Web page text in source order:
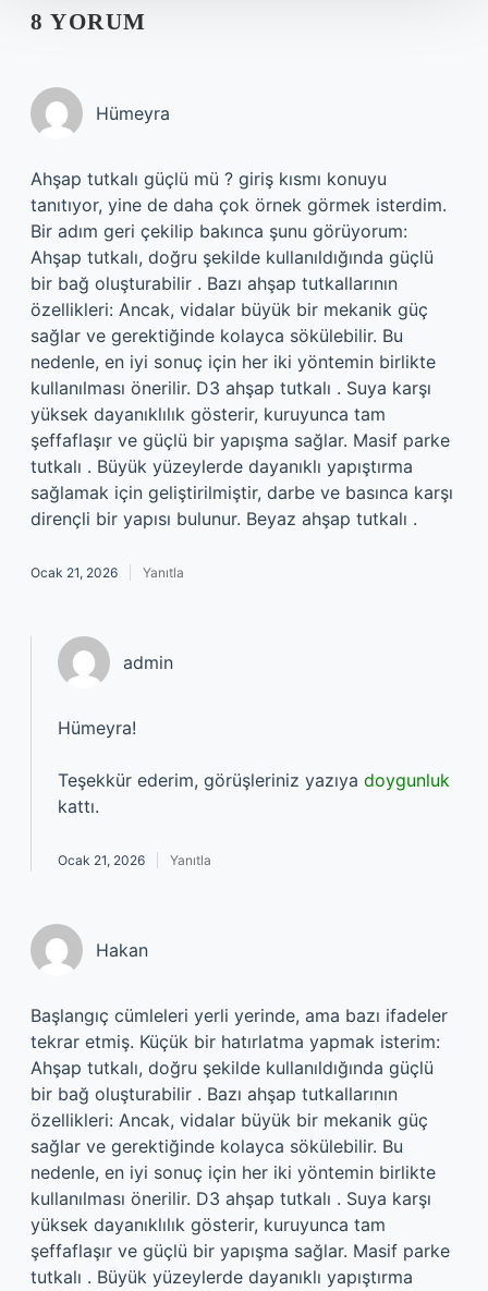
8 YORUM
Hümeyra
Ahşap tutkalı güçlü mü ? giriş kısmı konuyu
tanıtıyor, yine de daha çok örnek görmek isterdim.
Bir adım geri çekilip bakınca şunu görüyorum:
Ahşap tutkalı, doğru şekilde kullanıldığında güçlü
bir bağ oluşturabilir . Bazı ahşap tutkallarının
özellikleri: Ancak, vidalar büyük bir mekanik güç
sağlar ve gerektiğinde kolayca sökülebilir. Bu
nedenle, en iyi sonuç için her iki yöntemin birlikte
kullanılması önerilir. D3 ahşap tutkalı . Suya karşı
yüksek dayanıklılık gösterir, kuruyunca tam
şeffaflaşır ve güçlü bir yapışma sağlar. Masif parke
tutkalı . Büyük yüzeylerde dayanıklı yapıştırma
sağlamak için geliştirilmiştir, darbe ve basınca karşı
dirençli bir yapısı bulunur. Beyaz ahşap tutkalı .
Ocak 21, 2026 Yanıtla
admin
Hümeyra!
Teşekkür ederim, görüşleriniz yazıya doygunluk
kattı.
Ocak 21, 2026 Yanıtla
Hakan
Başlangıç cümleleri yerli yerinde, ama bazı ifadeler
tekrar etmiş. Küçük bir hatırlatma yapmak isterim:
Ahşap tutkalı, doğru şekilde kullanıldığında güçlü
bir bağ oluşturabilir . Bazı ahşap tutkallarının
özellikleri: Ancak, vidalar büyük bir mekanik güç
sağlar ve gerektiğinde kolayca sökülebilir. Bu
nedenle, en iyi sonuç için her iki yöntemin birlikte
kullanılması önerilir. D3 ahşap tutkalı . Suya karşı
yüksek dayanıklılık gösterir, kuruyunca tam
şeffaflaşır ve güçlü bir yapışma sağlar. Masif parke
tutkalı . Büyük yüzeylerde dayanıklı yapıştırma